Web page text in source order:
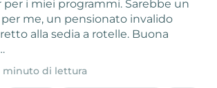
i miei programmi. Sarebbe un
me, un pensionato invalido
alla sedia a rotelle. Buona
minuto di lettura